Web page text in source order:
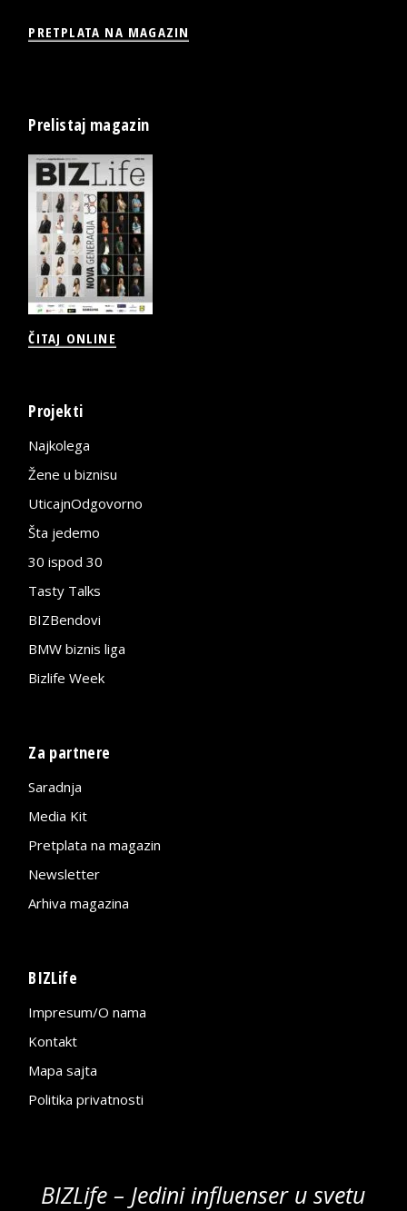
PRETPLATA NA MAGAZIN
Prelistaj magazin
ČITAJ ONLINE
Projekti
Najkolega
Žene u biznisu
UticajnOdgovorno
Šta jedemo
30 ispod 30
Tasty Talks
BIZBendovi
BMW biznis liga
Bizlife Week
Za partnere
Saradnja
Media Kit
Pretplata na magazin
Newsletter
Arhiva magazina
BIZLife
Impresum/O nama
Kontakt
Mapa sajta
Politika privatnosti
BIZLife – Jedini influenser u svetu